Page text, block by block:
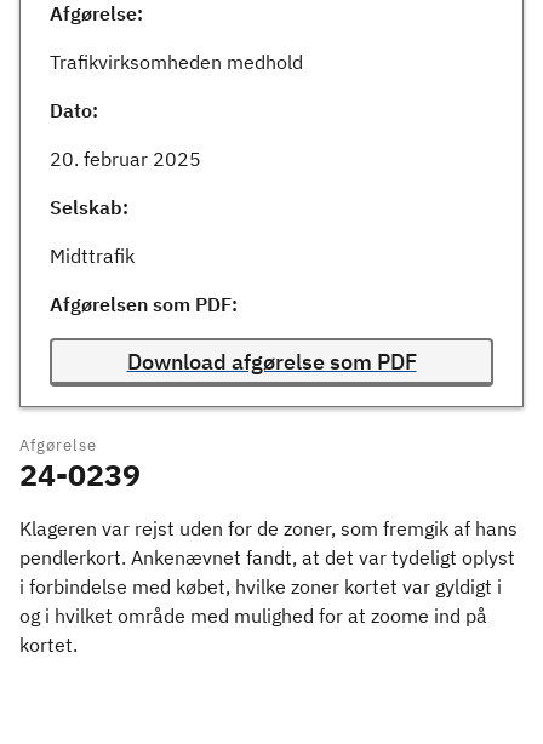
Afgørelse:
Trafikvirksomheden medhold
Dato:
20. februar 2025
Selskab:
Midttrafik
Afgørelsen som PDF:
Download afgørelse som PDF
Afgørelse
24-0239
Klageren var rejst uden for de zoner, som fremgik af hans
pendlerkort. Ankenævnet fandt, at det var tydeligt oplyst
i forbindelse med købet, hvilke zoner kortet var gyldigt i
og i hvilket område med mulighed for at zoome ind på
kortet.